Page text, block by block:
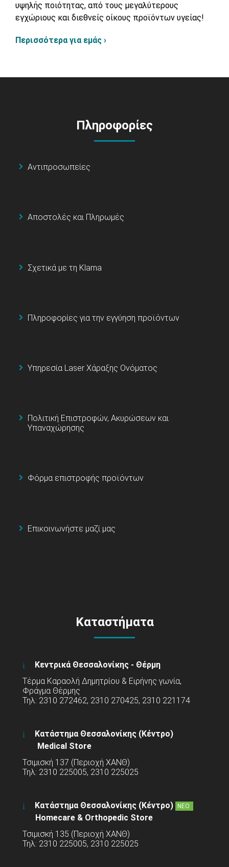
υψηλής ποιότητας, από τους μεγαλύτερους
εγχώριους και διεθνείς οίκους προϊόντων υγείας!
Περισσότερα για εμάς ›
Πληροφορίες
Αντιπροσωπείες
Αποστολές και Πληρωμές
Σχετικά με τη Klarna
Πληροφορίες για την εγγύηση προϊόντων
Υπηρεσία Laser Χάραξης Ονόματος
Πολιτική Επιστροφών, Ακυρώσεων και
Υπαναχώρησης
Φόρμα επιστροφής προϊόντων
Επικοινωνήστε μαζί μας
Καταστήματα
Κεντρικά Θεσσαλονίκης - Θέρμη
Τέρμα Καραολή Δημητρίου & Ειρήνης γωνία,
Φράγμα Θέρμης
Τηλ: 2310 272462, 2310 270425, 2310 221174
Κατάστημα Θεσσαλονίκης (Κέντρο)
Medical Store
Τσιμισκή 137 (Περιοχή ΧΑΝΘ)
Τηλ: 2310 225005, 2310 225025
Κατάστημα Θεσσαλονίκης (Κέντρο) ΝΕΟ
Homecare & Orthopedic Store
Τσιμισκή 135 (Περιοχή ΧΑΝΘ)
Τηλ: 2310 225005, 2310 225025